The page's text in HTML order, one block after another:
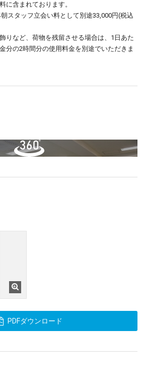
に含まれております。
スタッフ立会い料として別途33,000円(税込
りなど、荷物を残留させる場合は、1日あた
分の2時間分の使用料金を別途でいただきま
PDFダウンロード